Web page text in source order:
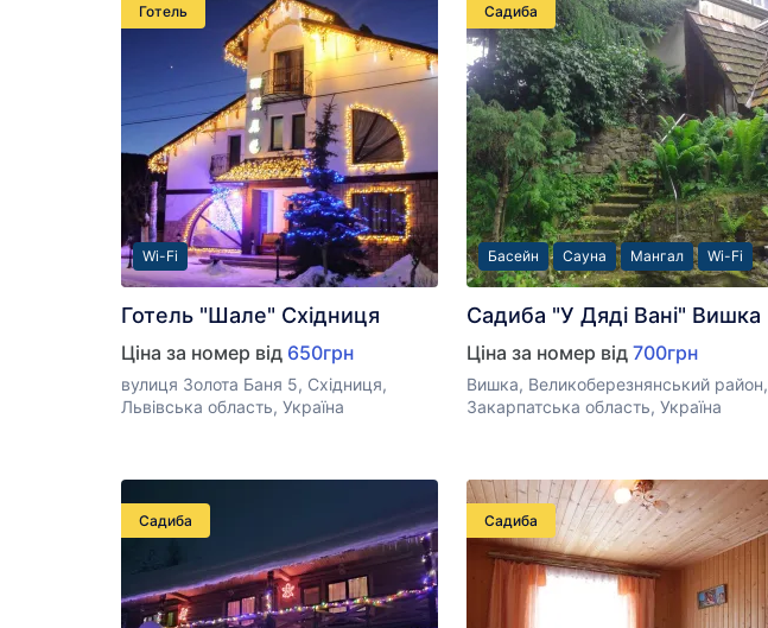
Готель
Wi-Fi
Готель "Шале" Східниця
Ціна за номер від 650грн
вулиця Золота Баня 5, Східниця,
Львівська область, Україна
Садиба
Басейн Сауна Мангал Wi-Fi
Садиба "У Дяді Вані" Вишка
Ціна за номер від 700грн
Вишка, Великоберезнянський район,
Закарпатська область, Україна
Садиба Садиба